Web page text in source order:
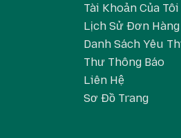
logistics, kho bãi. Đặt mua ngay
Tài Khoản Của Tôi
Lịch Sử Đơn Hàng
Danh Sách Yêu
Thư Thông Báo
Liên Hệ
Sơ Đồ Trang